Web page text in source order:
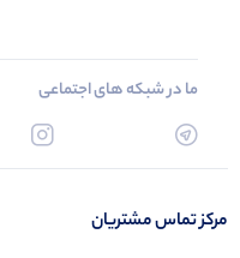
ما در شبکه های اجتماعی
مرکز تماس مشتریان